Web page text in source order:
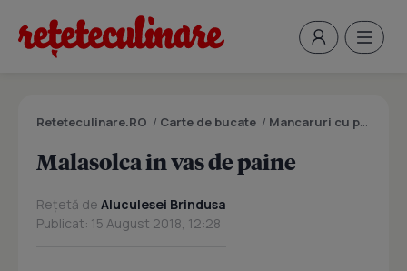
Reteteculinare.RO / Carte de bucate / Mancaruri cu peste
Malasolca in vas de paine
Rețetă de Aluculesei Brindusa
Publicat: 15 August 2018, 12:28